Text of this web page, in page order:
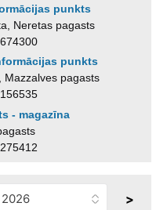
punkts
Neretas pagasts
punkts
Mazzalves pagasts
- magazīna
>